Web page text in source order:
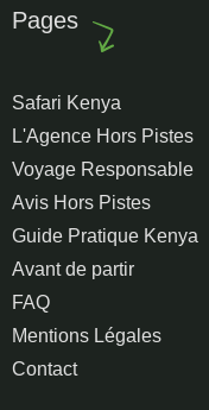
Pages
Safari Kenya
L'Agence Hors Pistes
Voyage Responsable
Avis Hors Pistes
Guide Pratique Kenya
Avant de partir
FAQ
Mentions Légales
Contact